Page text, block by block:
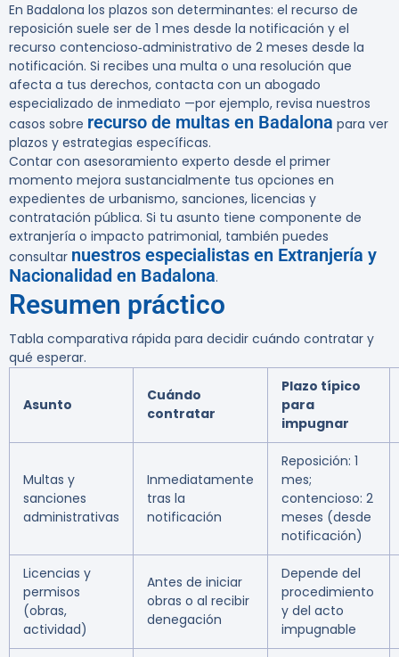
En Badalona los plazos son determinantes: el recurso de
reposición suele ser de 1 mes desde la notificación y el
recurso contencioso‑administrativo de 2 meses desde la
notificación. Si recibes una multa o una resolución que
afecta a tus derechos, contacta con un abogado
especializado de inmediato —por ejemplo, revisa nuestros
casos sobre recurso de multas en Badalona para ver
plazos y estrategias específicas.
Contar con asesoramiento experto desde el primer
momento mejora sustancialmente tus opciones en
expedientes de urbanismo, sanciones, licencias y
contratación pública. Si tu asunto tiene componente de
extranjería o impacto patrimonial, también puedes
consultar nuestros especialistas en Extranjería y
Nacionalidad en Badalona.
Resumen práctico
Tabla comparativa rápida para decidir cuándo contratar y
qué esperar.
Asunto
Cuándo
contratar
Plazo típico
para
impugnar
Multas y
sanciones
administrativas
Inmediatamente
tras la
notificación
Reposición: 1
mes;
contencioso: 2
meses (desde
notificación)
Licencias y
permisos
(obras,
actividad)
Antes de iniciar
obras o al recibir
denegación
Depende del
procedimiento
y del acto
impugnable